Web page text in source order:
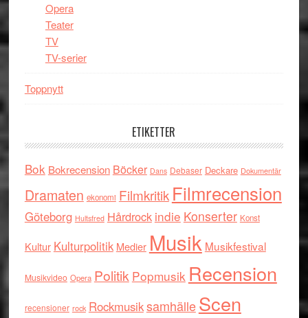
Opera
Teater
TV
TV-serier
Toppnytt
ETIKETTER
Bok Bokrecension Böcker Dans Debaser Deckare Dokumentär
Dramaten ekonomi Filmkritik Filmrecension
Göteborg Hultsfred Hårdrock indie Konserter Konst
Kultur Kulturpolitik Medier Musik Musikfestival
Musikvideo Opera Politik Popmusik Recension
recensioner rock RockmusiksamhälleScen